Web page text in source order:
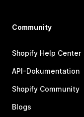
Community
Shopify Help Center
API-Dokumentation
Shopify Community
Blogs